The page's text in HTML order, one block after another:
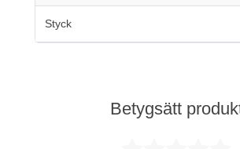
Styck
Betygsätt